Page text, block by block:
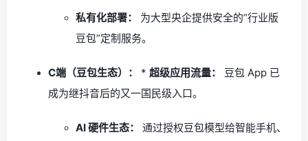
私有化部署：
为大型央企提供安全的“行业版
豆包”定制服务。
C端（豆包生态）： * 超级应用流量：
豆包 App 已
成为继抖音后的又一国民级入口。
AI 硬件生态：
通过授权豆包模型给智能手机、